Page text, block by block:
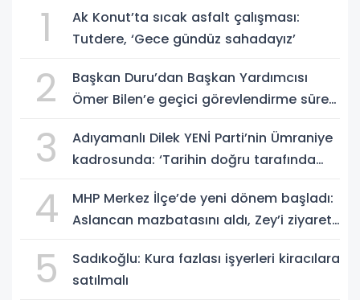
1
Ak Konut’ta sıcak asfalt çalışması:
Tutdere, ‘Gece gündüz sahadayız’
2
Başkan Duru’dan Başkan Yardımcısı
Ömer Bilen’e geçici görevlendirme süreci
3
Adıyamanlı Dilek YENİ Parti’nin Ümraniye
kadrosunda: ‘Tarihin doğru tarafında
4
MHP Merkez İlçe’de yeni dönem başladı:
Aslancan mazbatasını aldı, Zey’i ziyaret
5
Sadıkoğlu: Kura fazlası işyerleri kiracılara
satılmalı